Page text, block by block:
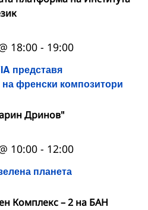
представя
френски композитори
18:00 - 19:00
Дринов"
планета
10:00 - 12:00
Комплекс – 2 на БАН